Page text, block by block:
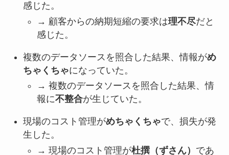
感じた。
→ 顧客からの納期短縮の要求は理不尽だと
感じた。
複数のデータソースを照合した結果、情報がめ
ちゃくちゃになっていた。
→ 複数のデータソースを照合した結果、情
報に不整合が生じていた。
現場のコスト管理がめちゃくちゃで、損失が発
生した。
→ 現場のコスト管理が杜撰（ずさん） であ